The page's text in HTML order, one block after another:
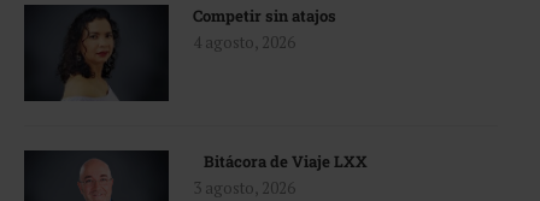
Competir sin atajos
4 agosto, 2026
Bitácora de Viaje LXX
3 agosto, 2026